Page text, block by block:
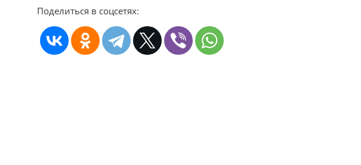
Поделиться в соцсетях: